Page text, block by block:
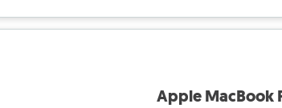
Apple MacBook